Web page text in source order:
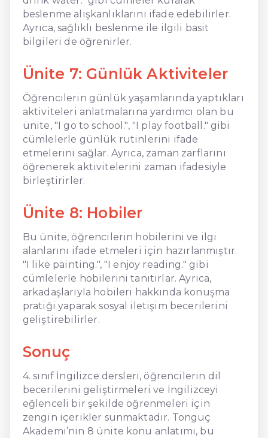
beslenme alışkanlıklarını ifade edebilirler.
Ayrıca, sağlıklı beslenme ile ilgili basit
bilgileri de öğrenirler.
Ünite 7: Günlük Aktiviteler
Öğrencilerin günlük yaşamlarında yaptıkları
aktiviteleri anlatmalarına yardımcı olan bu
ünite, "I go to school.", "I play football." gibi
cümlelerle günlük rutinlerini ifade
etmelerini sağlar. Ayrıca, zaman zarflarını
öğrenerek aktivitelerini zaman ifadesiyle
birleştirirler.
Ünite 8: Hobiler
Bu ünite, öğrencilerin hobilerini ve ilgi
alanlarını ifade etmeleri için hazırlanmıştır.
"I like painting.", "I enjoy reading." gibi
cümlelerle hobilerini tanıtırlar. Ayrıca,
arkadaşlarıyla hobileri hakkında konuşma
pratiği yaparak sosyal iletişim becerilerini
geliştirebilirler.
Sonuç
4. sınıf İngilizce dersleri, öğrencilerin dil
becerilerini geliştirmeleri ve İngilizceyi
eğlenceli bir şekilde öğrenmeleri için
zengin içerikler sunmaktadır. Tonguç
Akademi’nin 8 ünite konu anlatımı, bu